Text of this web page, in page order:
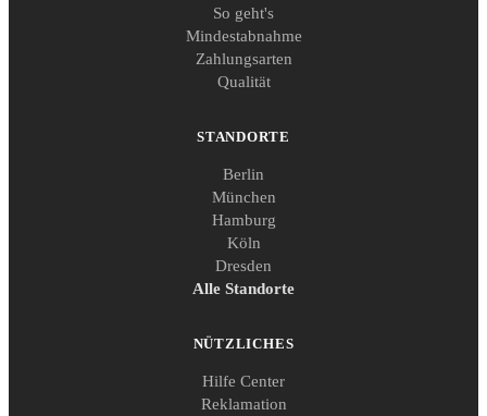
So geht's
Mindestabnahme
Zahlungsarten
Qualität
STANDORTE
Berlin
München
Hamburg
Köln
Dresden
Alle Standorte
NÜTZLICHES
Hilfe Center
Reklamation